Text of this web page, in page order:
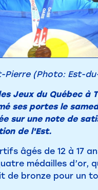
Pierre (Photo: Est-
Jeux du Québec à
ses portes le
sur une note de
de l'Est.
âgés de 12 à 17
médailles d’or,
de bronze pour un